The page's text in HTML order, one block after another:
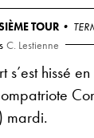
TOUR •
C. Lestienne
hissé
mardi.